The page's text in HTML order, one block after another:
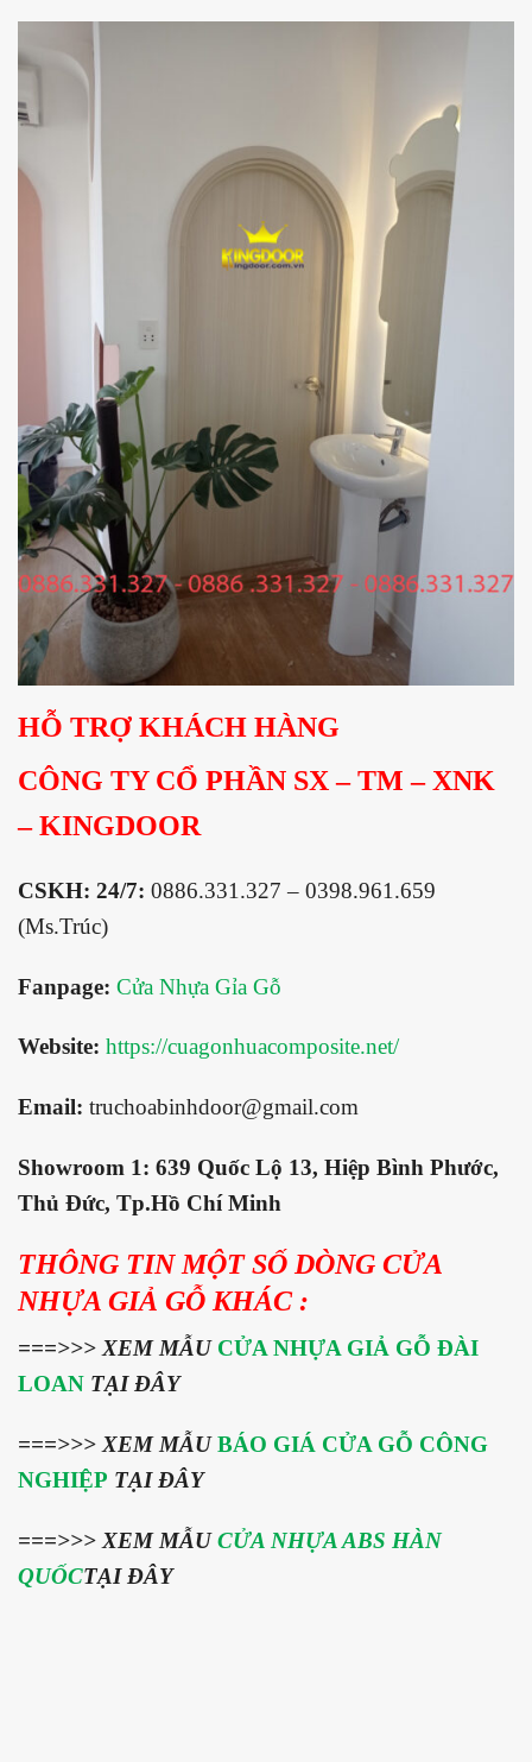
HỖ TRỢ KHÁCH HÀNG
CÔNG TY CỔ PHẦN SX – TM – XNK
– KINGDOOR
CSKH: 24/7: 0886.331.327 – 0398.961.659
(Ms.Trúc)
Fanpage: Cửa Nhựa Gỉa Gỗ
Website: https://cuagonhuacomposite.net/
Email: truchoabinhdoor@gmail.com
Showroom 1: 639 Quốc Lộ 13, Hiệp Bình Phước,
Thủ Đức, Tp.Hồ Chí Minh
THÔNG TIN MỘT SỐ DÒNG CỬA
NHỰA GIẢ GỖ KHÁC :
===>>> XEM MẪUCỬA NHỰA GIẢ GỖ ĐÀI
LOAN TẠI ĐÂY
===>>> XEM MẪU BÁO GIÁ CỬA GỖ CÔNG
NGHIỆP TẠI ĐÂY
===>>> XEM MẪUCỬA NHỰA ABS HÀN
QUỐCTẠI ĐÂY